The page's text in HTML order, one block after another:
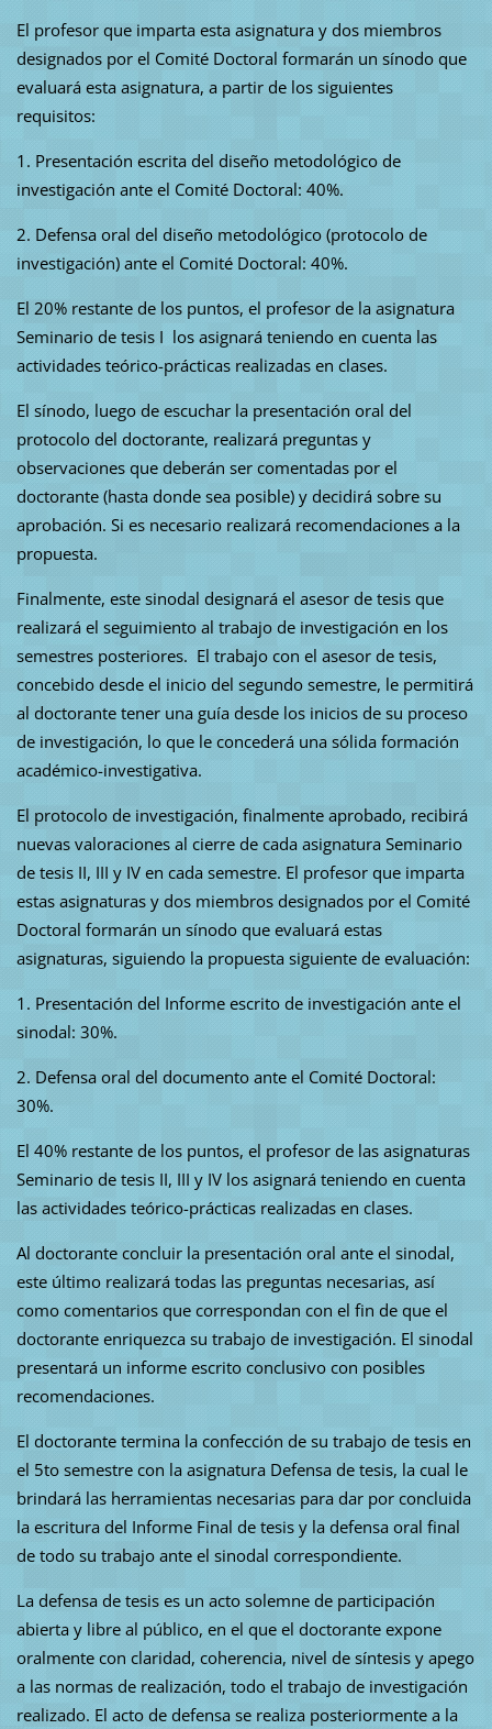
El profesor que imparta esta asignatura y dos miembros
designados por el Comité Doctoral formarán un sínodo que
evaluará esta asignatura, a partir de los siguientes
requisitos:
1. Presentación escrita del diseño metodológico de
investigación ante el Comité Doctoral: 40%.
2. Defensa oral del diseño metodológico (protocolo de
investigación) ante el Comité Doctoral: 40%.
El 20% restante de los puntos, el profesor de la asignatura
Seminario de tesis I los asignará teniendo en cuenta las
actividades teórico-prácticas realizadas en clases.
El sínodo, luego de escuchar la presentación oral del
protocolo del doctorante, realizará preguntas y
observaciones que deberán ser comentadas por el
doctorante (hasta donde sea posible) y decidirá sobre su
aprobación. Si es necesario realizará recomendaciones a la
propuesta.
Finalmente, este sinodal designará el asesor de tesis que
realizará el seguimiento al trabajo de investigación en los
semestres posteriores. El trabajo con el asesor de tesis,
concebido desde el inicio del segundo semestre, le permitirá
al doctorante tener una guía desde los inicios de su proceso
de investigación, lo que le concederá una sólida formación
académico-investigativa.
El protocolo de investigación, finalmente aprobado, recibirá
nuevas valoraciones al cierre de cada asignatura Seminario
de tesis II, III y IV en cada semestre. El profesor que imparta
estas asignaturas y dos miembros designados por el Comité
Doctoral formarán un sínodo que evaluará estas
asignaturas, siguiendo la propuesta siguiente de evaluación:
1. Presentación del Informe escrito de investigación ante el
sinodal: 30%.
2. Defensa oral del documento ante el Comité Doctoral:
30%.
El 40% restante de los puntos, el profesor de las asignaturas
Seminario de tesis II, III y IV los asignará teniendo en cuenta
las actividades teórico-prácticas realizadas en clases.
Al doctorante concluir la presentación oral ante el sinodal,
este último realizará todas las preguntas necesarias, así
como comentarios que correspondan con el fin de que el
doctorante enriquezca su trabajo de investigación. El sinodal
presentará un informe escrito conclusivo con posibles
recomendaciones.
El doctorante termina la confección de su trabajo de tesis en
el 5to semestre con la asignatura Defensa de tesis, la cual le
brindará las herramientas necesarias para dar por concluida
la escritura del Informe Final de tesis y la defensa oral final
de todo su trabajo ante el sinodal correspondiente.
La defensa de tesis es un acto solemne de participación
abierta y libre al público, en el que el doctorante expone
oralmente con claridad, coherencia, nivel de síntesis y apego
a las normas de realización, todo el trabajo de investigación
realizado. El acto de defensa se realiza posteriormente a la